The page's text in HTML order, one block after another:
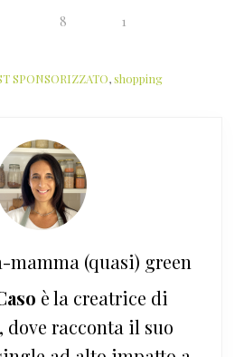
8 1
SPONSORIZZATO,shopping
mamma (quasi) green
è la creatrice di
dove racconta il suo